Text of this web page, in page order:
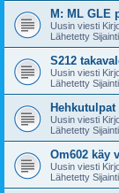
M: ML GLE
Uusin viesti
Lähetetty
S212
Uusin viesti
Lähetetty
Hehkutulpat
Uusin viesti
Lähetetty
Om602 käy
Uusin viesti
Lähetetty